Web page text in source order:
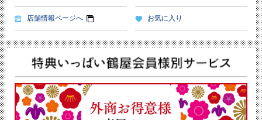
店舗情報ページへ お気に入り